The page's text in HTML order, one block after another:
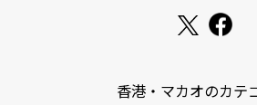
香港・マカオのカテ